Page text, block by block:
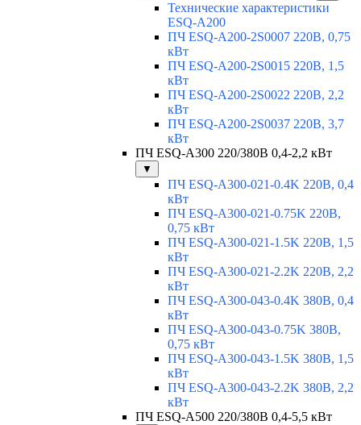
Технические характеристики
ESQ-A200
ПЧ ESQ-A200-2S0007 220В, 0,75
кВт
ПЧ ESQ-A200-2S0015 220В, 1,5
кВт
ПЧ ESQ-A200-2S0022 220В, 2,2
кВт
ПЧ ESQ-A200-2S0037 220В, 3,7
кВт
ПЧ ESQ-A300 220/380В 0,4-2,2 кВт
▼
ПЧ ESQ-A300-021-0.4K 220В, 0,4
кВт
ПЧ ESQ-A300-021-0.75K 220В,
0,75 кВт
ПЧ ESQ-A300-021-1.5K 220В, 1,5
кВт
ПЧ ESQ-A300-021-2.2K 220В, 2,2
кВт
ПЧ ESQ-A300-043-0.4K 380В, 0,4
кВт
ПЧ ESQ-A300-043-0.75K 380В,
0,75 кВт
ПЧ ESQ-A300-043-1.5K 380В, 1,5
кВт
ПЧ ESQ-A300-043-2.2K 380В, 2,2
кВт
ПЧ ESQ-A500 220/380В 0,4-5,5 кВт